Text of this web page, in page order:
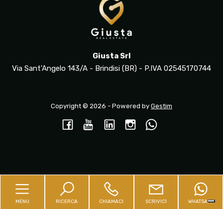
Giusta Srl
Via Sant'Angelo 143/A - Brindisi (BR) - P.IVA 02545170744
Copyright © 2026 - Powered by Gestim
MENU RICERCA CHIAMACI SCRIVICI WHATSAPP